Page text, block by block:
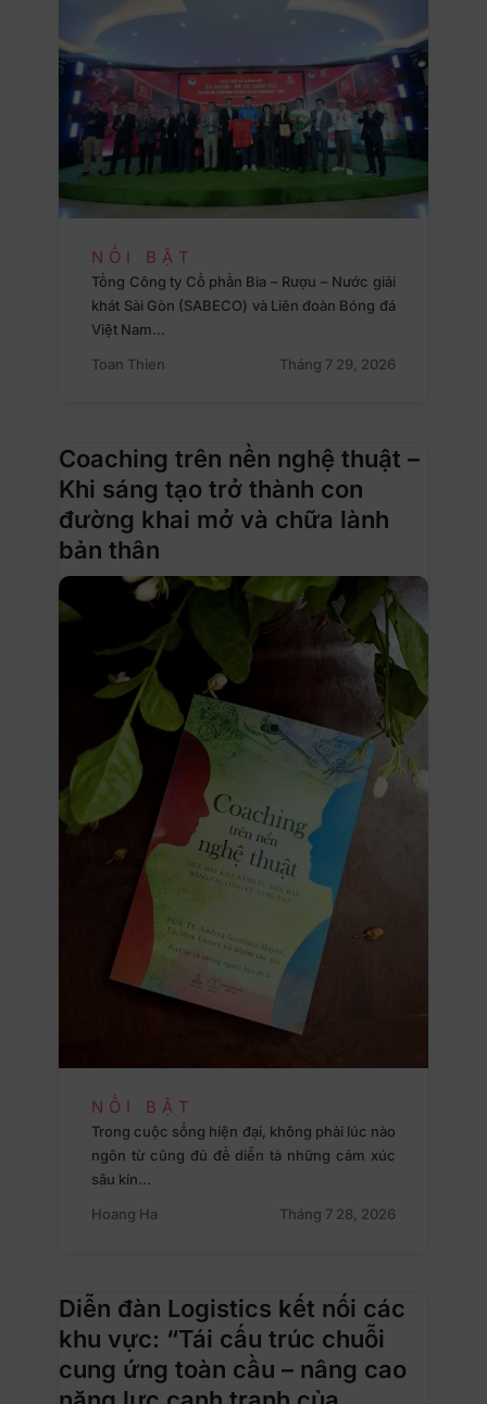
NỔI BẬT
Tổng Công ty Cổ phần Bia – Rượu – Nước giải
khát Sài Gòn (SABECO) và Liên đoàn Bóng đá
Việt Nam…
Toan Thien
Tháng 7 29, 2026
Coaching trên nền nghệ thuật –
Khi sáng tạo trở thành con
đường khai mở và chữa lành
bản thân
NỔI BẬT
Trong cuộc sống hiện đại, không phải lúc nào
ngôn từ cũng đủ để diễn tả những cảm xúc
sâu kín…
Hoang Ha
Tháng 7 28, 2026
Diễn đàn Logistics kết nối các
khu vực: “Tái cấu trúc chuỗi
cung ứng toàn cầu – nâng cao